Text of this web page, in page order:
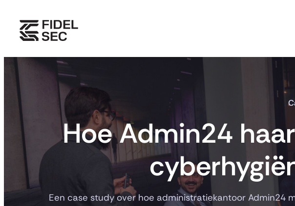
naar
Hoe Admin24
Een case study over hoe administratiekantoor Admin24